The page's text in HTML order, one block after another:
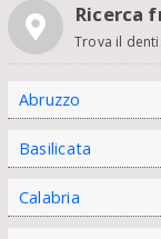
Ricerca
Trova il
Abruzzo
Basilicata
Calabria